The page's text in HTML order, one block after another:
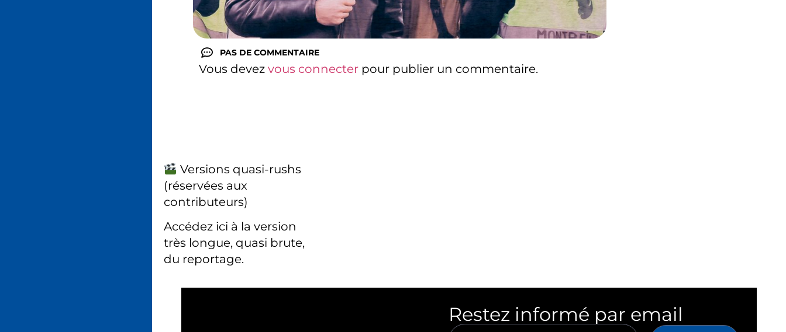
PAS DE COMMENTAIRE
Vous devez vous connecter pour publier un commentaire.
Versions quasi-rushs
(réservées aux
contributeurs)
Accédez ici à la version
très longue, quasi brute,
du reportage.
Restez informé par email